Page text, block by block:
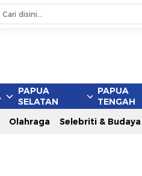
PAPUA
SELATAN
PAPUA
TENGAH
Olahraga Selebriti & Budaya